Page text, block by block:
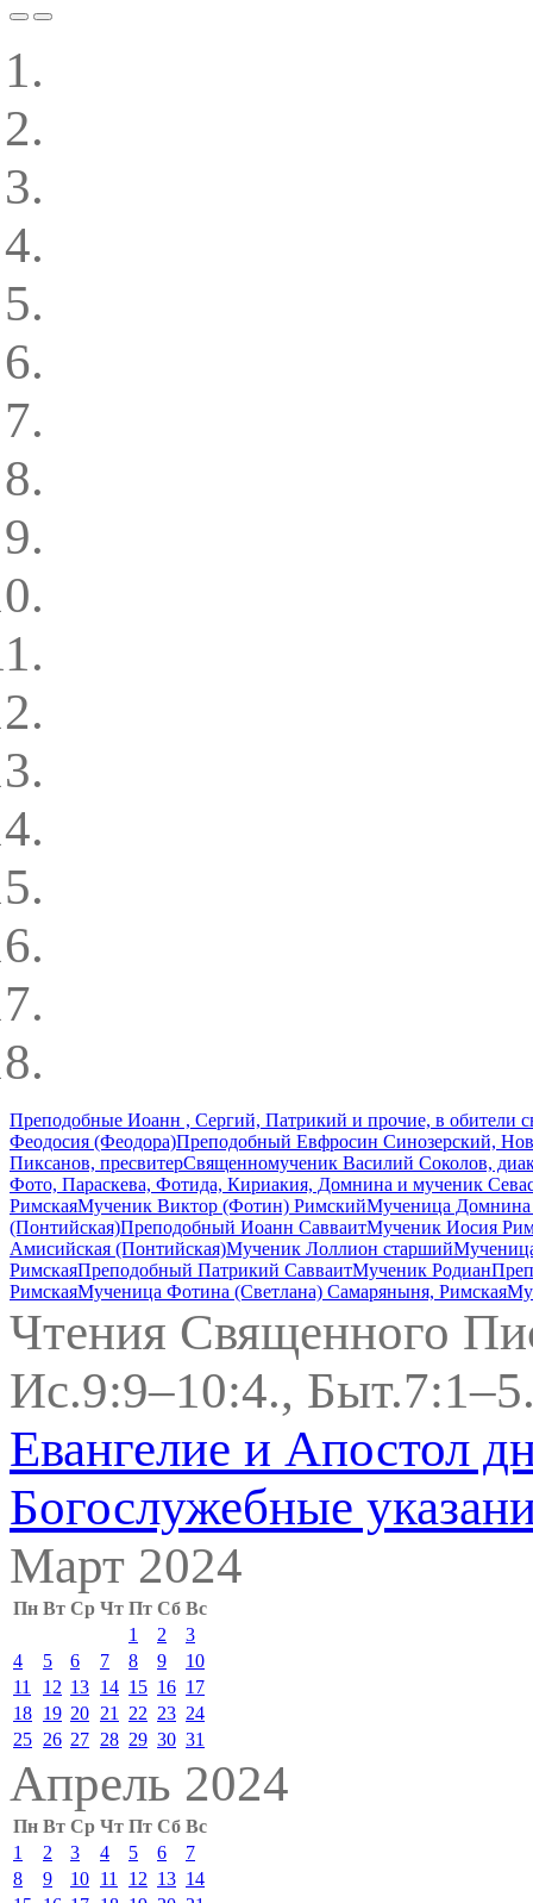
Преподобные Иоанн , Сергий, Патрикий и прочие, в обители
Феодосия (Феодора)Преподобный Евфросин Синозерский,
Пиксанов, пресвитерСвященномученик Василий Соколов,
Фото, Параскева, Фотида, Кириакия, Домнина и мученик
РимскаяМученик Виктор (Фотин) РимскийМученица Домнина
(Понтийская)Преподобный Иоанн СавваитМученик Иосия
Амисийская (Понтийская)Мученик Лоллион старший
РимскаяПреподобный Патрикий СавваитМученик Родиан
РимскаяМученица Фотина (Светлана) Самаряныня, Римская
Чтения Священного
Ис.9:9–10:4.,
Евангелие и Апостол
Богослужебные
Март 2024
Пн Вт Ср Чт Пт Сб Вс
1
2
3
4
5 6 7 8 9
10
11
12 13 14 15 16 17
18 19 20 21 22 23 24
25 26 27 28 29 30 31
Апрель 2024
Пн Вт Ср Чт Пт Сб Вс
1
2 3 4 5 6
7
8
9 10 11 12 13 14